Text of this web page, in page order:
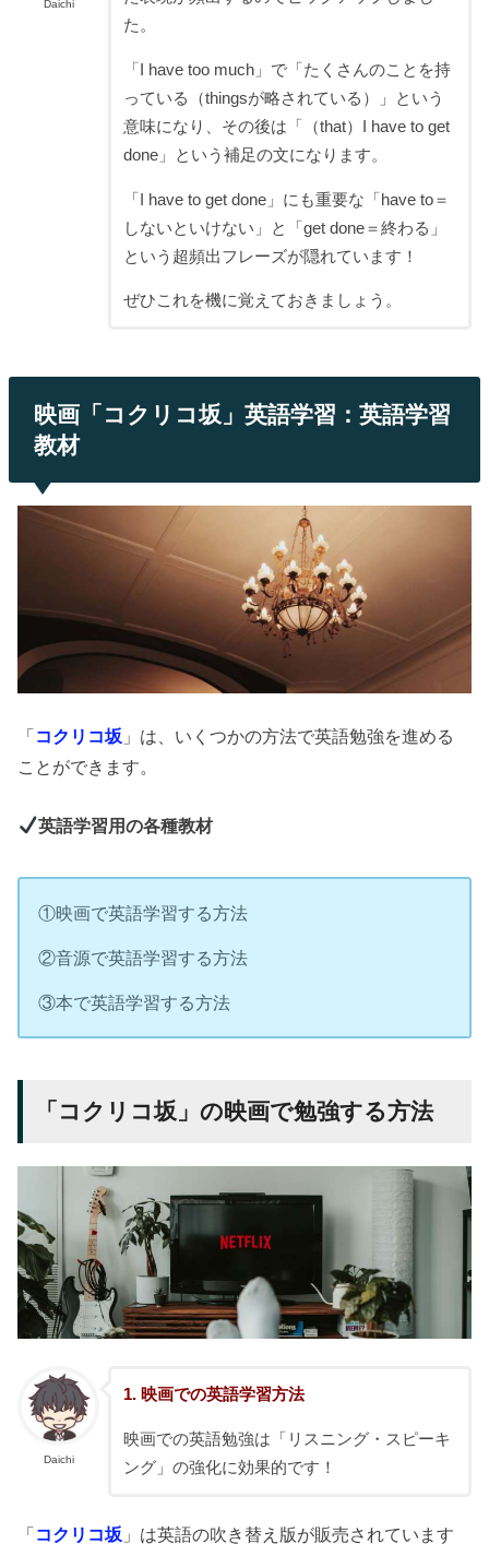
Daichi
た。
「I have too much」で「たくさんのことを持
っている（thingsが略されている）」という
意味になり、その後は「（that）I have to get
done」という補足の文になります。
「I have to get done」にも重要な「have to＝
しないといけない」と「get done＝終わる」
という超頻出フレーズが隠れています！
ぜひこれを機に覚えておきましょう。
映画「コクリコ坂」英語学習：英語学習
教材
「コクリコ坂 」は、いくつかの方法で英語勉強を進める
ことができます。
英語学習用の各種教材
①映画で英語学習する方法
②音源で英語学習する方法
③本で英語学習する方法
「コクリコ坂」の映画で勉強する方法
Daichi
1. 映画での英語学習方法
映画での英語勉強は「リスニング・スピーキ
ング」の強化に効果的です！
「コクリコ坂 」は英語の吹き替え版が販売されています